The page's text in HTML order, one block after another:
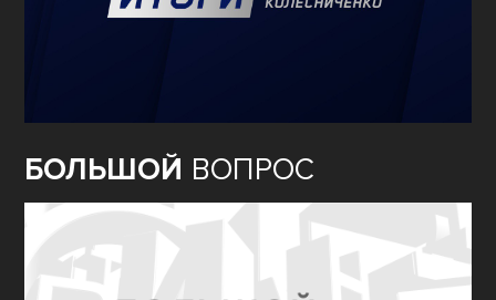
БОЛЬШОЙ ВОПРОС